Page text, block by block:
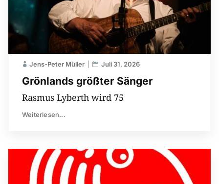
Grönlands größter Sänger
Jens-Peter Müller Juli 31, 2026
Rasmus Lyberth wird 75
Weiterlesen...